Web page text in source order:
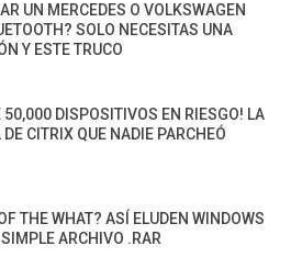
UN MERCEDES O VOLKSWAGEN
SOLO NECESITAS UNA
Y ESTE TRUCO
50,000 DISPOSITIVOS EN RIESGO! LA
DE CITRIX QUE NADIE PARCHEÓ
THE WHAT? ASÍ ELUDEN WINDOWS
ARCHIVO .RAR